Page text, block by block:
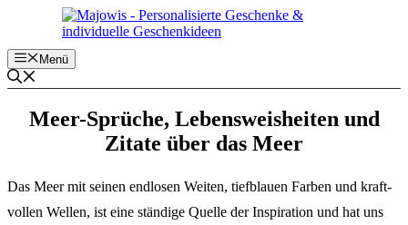
springen
Menü
Meer-Sprü­che, Lebens­weis­hei­ten und
Zita­te über das Meer
Das Meer mit seinen endlo­sen Weiten, tief­blau­en Farben und kraft­
vol­len Wellen, ist eine stän­di­ge Quel­le der Inspi­ra­ti­on und hat uns